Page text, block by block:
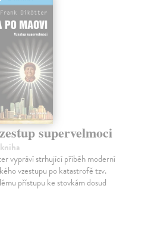
supervelmoci
vypráví strhující příběh moderní
vzestupu po katastrofě tzv.
přístupu ke stovkám dosud